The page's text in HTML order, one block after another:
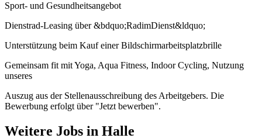
Sport- und Gesundheitsangebot
Dienstrad-Leasing über &bdquo;RadimDienst&ldquo;
Unterstützung beim Kauf einer Bildschirmarbeitsplatzbrille
Gemeinsam fit mit Yoga, Aqua Fitness, Indoor Cycling, Nutzung
unseres
Auszug aus der Stellenausschreibung des Arbeitgebers. Die
Bewerbung erfolgt über "Jetzt bewerben".
Weitere Jobs in Halle